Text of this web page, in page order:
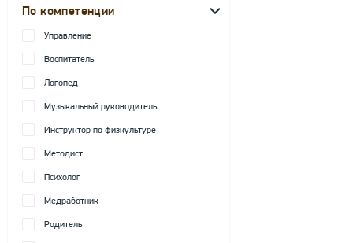
По компетенции
Управление
Воспитатель
Логопед
Музыкальный руководитель
Инструктор по физкультуре
Методист
Психолог
Медработник
Родитель